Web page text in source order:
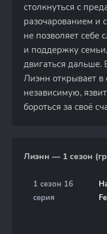
столкнуться с
разочарованием и
не позволяет себе
и поддержку
двигаться дальше.
Лиэнн открывает
независимую,
бороться за своё
Лиэнн — 1 сезон
1 сезон 16
серия